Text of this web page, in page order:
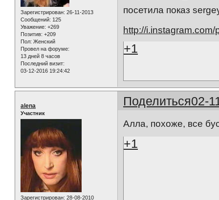
Зарегистрирован: 26-11-2013
Сообщений: 125
Уважение: +269
Позитив: +209
Пол: Женский
Провел на форуме:
13 дней 8 часов
Последний визит:
03-12-2016 19:24:42
посетила показ
http://
+1
Поделиться02-
alena
Участник
Зарегистрирован: 28-08-2010
Алла, похоже, все
+1